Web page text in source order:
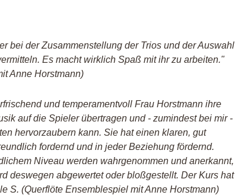
bei der Zusammenstellung der Trios und der Auswahl
Es macht wirklich Spaß mit ihr zu arbeiten."
Anne Horstmann)
und temperamentvoll Frau Horstmann ihre
auf die Spieler übertragen und - zumindest bei mir -
hervorzaubern kann. Sie hat einen klaren, gut
fordernd und in jeder Beziehung fördernd.
Niveau werden wahrgenommen und anerkannt,
deswegen abgewertet oder bloßgestellt. Der Kurs hat
S. (Querflöte Ensemblespiel mit Anne Horstmann)